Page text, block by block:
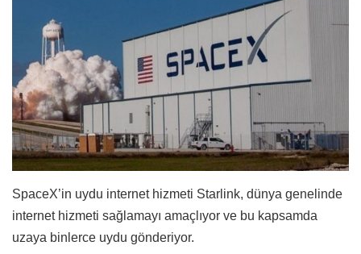
SpaceX’in uydu internet hizmeti Starlink, dünya genelinde
internet hizmeti sağlamayı amaçlıyor ve bu kapsamda
uzaya binlerce uydu gönderiyor.